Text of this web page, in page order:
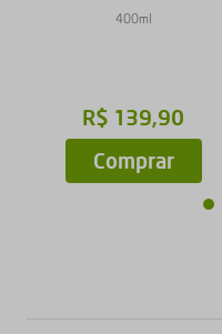
400ml
R$ 139,90
Comprar